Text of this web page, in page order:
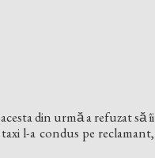
din urmă a refuzat să îi
l-a condus pe reclamant,